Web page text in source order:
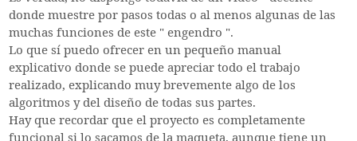
donde muestre por pasos todas o al menos algunas de las
muchas funciones de este " engendro ".
Lo que sí puedo ofrecer en un pequeño manual
explicativo donde se puede apreciar todo el trabajo
realizado, explicando muy brevemente algo de los
algoritmos y del diseño de todas sus partes.
Hay que recordar que el proyecto es completamente